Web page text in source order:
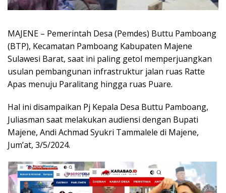
MAJENE – Pemerintah Desa (Pemdes) Buttu Pamboang
(BTP), Kecamatan Pamboang Kabupaten Majene
Sulawesi Barat, saat ini paling getol memperjuangkan
usulan pembangunan infrastruktur jalan ruas Ratte
Apas menuju Paralitang hingga ruas Puare.
Hal ini disampaikan Pj Kepala Desa Buttu Pamboang,
Juliasman saat melakukan audiensi dengan Bupati
Majene, Andi Achmad Syukri Tammalele di Majene,
Jum’at, 3/5/2024.